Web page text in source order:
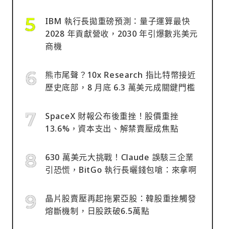
IBM 執行長拋重磅預測：量子運算最快
2028 年貢獻營收，2030 年引爆數兆美元
商機
熊市尾聲？10x Research 指比特幣接近
歷史底部，8 月底 6.3 萬美元成關鍵門檻
SpaceX 財報公布後重挫！股價重挫
13.6%，資本支出、解禁賣壓成焦點
630 萬美元大挑戰！Claude 誤駭三企業
引恐慌，BitGo 執行長曬錢包嗆：來拿啊
晶片股賣壓再起拖累亞股：韓股重挫觸發
熔斷機制，日股跌破6.5萬點